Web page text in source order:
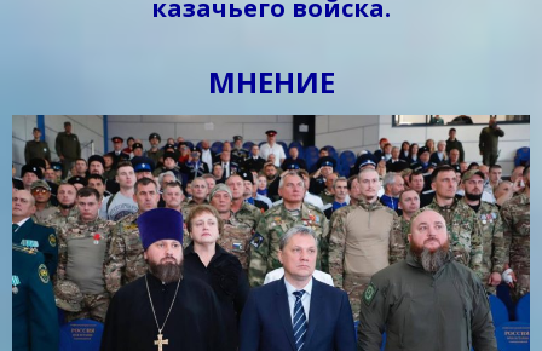
казачьего войска.
МНЕНИЕ